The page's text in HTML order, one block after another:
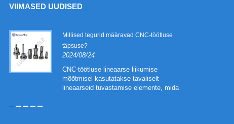
VIIMASED UUDISED
Millised tegurid määravad CNC-töötluse
täpsuse?
2024/08/24
CNC-töötluse lineaarse liikumise
mõõtmisel kasutatakse tavaliselt
lineaarseid tuvastamise elemente, mida